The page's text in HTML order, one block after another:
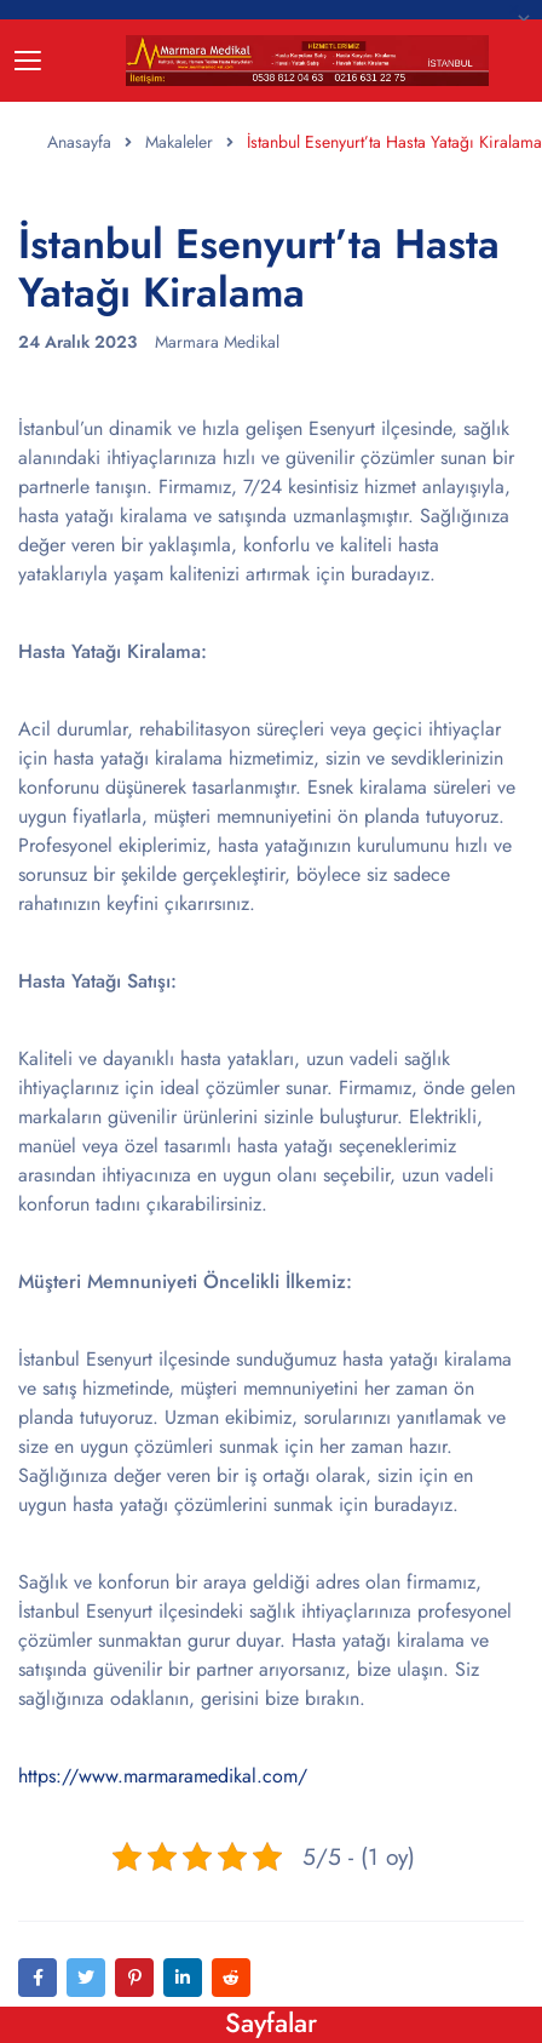
Anasayfa Makaleler İstanbul Esenyurt’ta Hasta Yatağı Kiralama
İstanbul Esenyurt’ta Hasta
Yatağı Kiralama
24 Aralık 2023 Marmara Medikal
İstanbul’un dinamik ve hızla gelişen Esenyurt ilçesinde, sağlık
alanındaki ihtiyaçlarınıza hızlı ve güvenilir çözümler sunan bir
partnerle tanışın. Firmamız, 7/24 kesintisiz hizmet anlayışıyla,
hasta yatağı kiralama ve satışında uzmanlaşmıştır. Sağlığınıza
değer veren bir yaklaşımla, konforlu ve kaliteli hasta
yataklarıyla yaşam kalitenizi artırmak için buradayız.
Hasta Yatağı Kiralama:
Acil durumlar, rehabilitasyon süreçleri veya geçici ihtiyaçlar
için hasta yatağı kiralama hizmetimiz, sizin ve sevdiklerinizin
konforunu düşünerek tasarlanmıştır. Esnek kiralama süreleri ve
uygun fiyatlarla, müşteri memnuniyetini ön planda tutuyoruz.
Profesyonel ekiplerimiz, hasta yatağınızın kurulumunu hızlı ve
sorunsuz bir şekilde gerçekleştirir, böylece siz sadece
rahatınızın keyfini çıkarırsınız.
Hasta Yatağı Satışı:
Kaliteli ve dayanıklı hasta yatakları, uzun vadeli sağlık
ihtiyaçlarınız için ideal çözümler sunar. Firmamız, önde gelen
markaların güvenilir ürünlerini sizinle buluşturur. Elektrikli,
manüel veya özel tasarımlı hasta yatağı seçeneklerimiz
arasından ihtiyacınıza en uygun olanı seçebilir, uzun vadeli
konforun tadını çıkarabilirsiniz.
Müşteri Memnuniyeti Öncelikli İlkemiz:
İstanbul Esenyurt ilçesinde sunduğumuz hasta yatağı kiralama
ve satış hizmetinde, müşteri memnuniyetini her zaman ön
planda tutuyoruz. Uzman ekibimiz, sorularınızı yanıtlamak ve
size en uygun çözümleri sunmak için her zaman hazır.
Sağlığınıza değer veren bir iş ortağı olarak, sizin için en
uygun hasta yatağı çözümlerini sunmak için buradayız.
Sağlık ve konforun bir araya geldiği adres olan firmamız,
İstanbul Esenyurt ilçesindeki sağlık ihtiyaçlarınıza profesyonel
çözümler sunmaktan gurur duyar. Hasta yatağı kiralama ve
satışında güvenilir bir partner arıyorsanız, bize ulaşın. Siz
sağlığınıza odaklanın, gerisini bize bırakın.
https://www.marmaramedikal.com/
5/5 - (1 oy)
Sayfalar